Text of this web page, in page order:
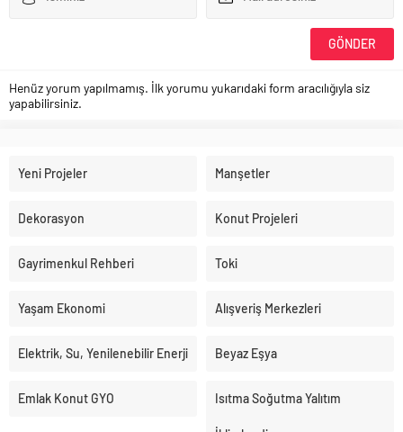
Henüz yorum yapılmamış. İlk yorumu yukarıdaki form aracılığıyla siz
yapabilirsiniz.
Yeni Projeler Manşetler
Dekorasyon Konut Projeleri
Gayrimenkul Rehberi Toki
Yaşam Ekonomi Alışveriş Merkezleri
Elektrik, Su, Yenilenebilir Enerji Beyaz Eşya
Emlak Konut GYO Isıtma Soğutma Yalıtım